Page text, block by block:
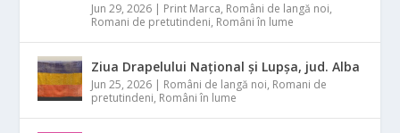
Jun 29, 2026 | Print Marca, Români de langă noi,
Romani de pretutindeni, Români în lume
Ziua Drapelului Național și Lupșa, jud. Alba
Jun 25, 2026 | Români de langă noi, Romani de
pretutindeni, Români în lume